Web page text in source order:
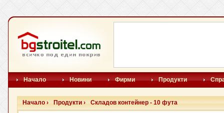
Начало Новини Фирми Продукти
Начало › Продукти › Складов контейнер - 10 фута